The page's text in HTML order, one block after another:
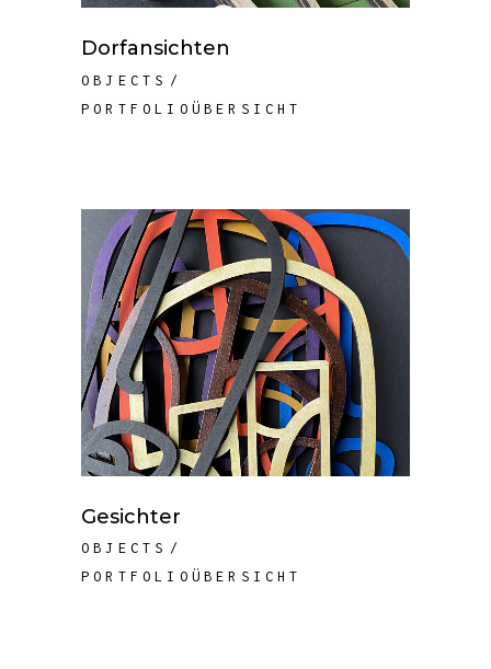
Dorfansichten
OBJECTS
PORTFOLIOÜBERSICHT
Gesichter
OBJECTS
PORTFOLIOÜBERSICHT